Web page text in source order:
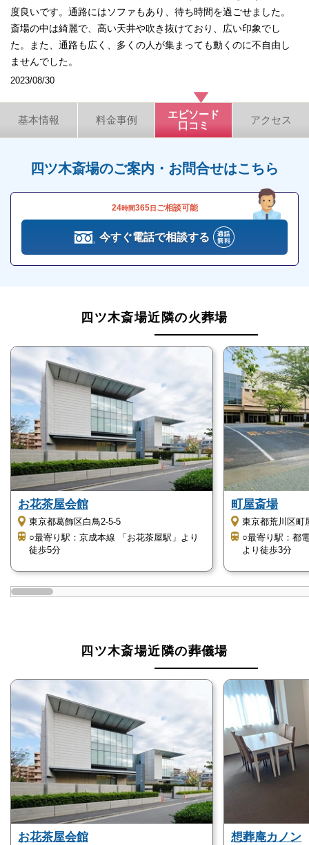
度良いです。通路にはソファもあり、待ち時間を過ごせました。
斎場の中は綺麗で、高い天井や吹き抜けており、広い印象でし
た。また、通路も広く、多くの人が集まっても動くのに不自由し
ませんでした。
2023/08/30
基本情報 料金事例
エピソード
口コミ
アクセス
四ツ木斎場のご案内・お問合せはこちら
24時間365日 ご相談可能
今すぐ電話で相談する
四ツ木斎場近隣の火葬場
お花茶屋会館
東京都葛飾区白鳥2-5-5
○最寄り駅：京成本線 「お花茶屋駅」より
徒歩5分
町屋斎場
東京都荒川区町
○最寄り駅：都
より徒歩3分
四ツ木斎場近隣の葬儀場
お花茶屋会館 想葬庵カノン